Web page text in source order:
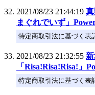
2021/08/23 21:44:19
まぐれでいず」
特定商取引法に基づく表
2021/08/23 21:32:55
「Risa!Risa!Risa!」
特定商取引法に基づく表